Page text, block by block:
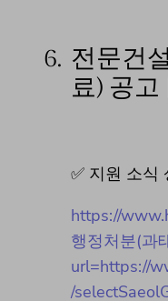
6. 전문건
료) 공
✅ 지원 소식
https://
행정처분(과
url=https://
/